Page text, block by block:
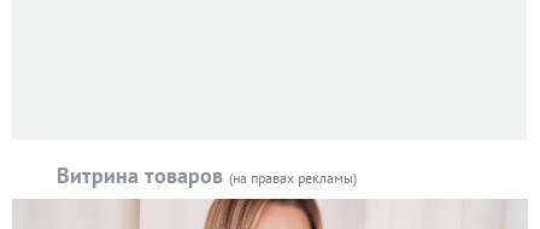
Витрина товаров (на правах рекламы)